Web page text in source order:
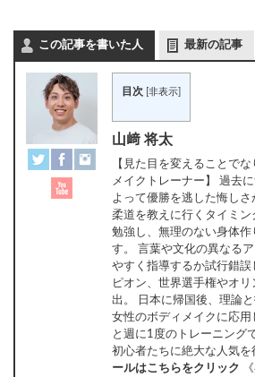
この記事を書いた人 最新の記事
目次 非表示
山﨑 将太
【見た目を変えることで
メイクトレーナー】 過去
よって優勝を逃した悔し
柔道を教えに行くタイミ
勉強し、無理のない身体作
す。 言葉や文化の異なる
やすく指導するか試行錯
ピオン、世界選手権やオ
出。 日本に帰国後、理論
女性のボディメイクに応
と週に1度のトレーニング
初心者たちに絶大な人気を
ールはこちらをクリック